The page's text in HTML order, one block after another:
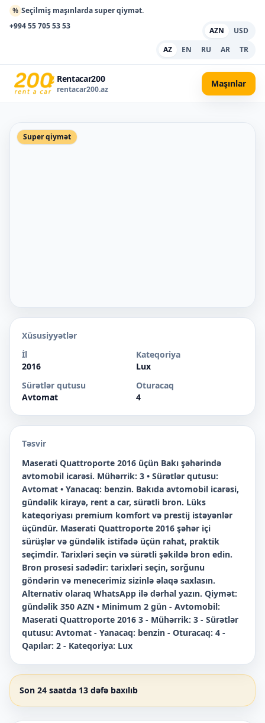
% Seçilmiş maşınlarda super qiymət.
+994 55 705 53 53
AZN
USD
AZ
EN RU AR TR
Rentacar200
rentacar200.az
Maşınlar
Super qiymət
Xüsusiyyətlər
İl
2016
Kateqoriya
Lux
Sürətlər qutusu
Avtomat
Oturacaq
4
Təsvir
Maserati Quattroporte 2016 üçün Bakı şəhərində
avtomobil icarəsi. Mühərrik: 3 • Sürətlər qutusu:
Avtomat • Yanacaq: benzin. Bakıda avtomobil icarəsi,
gündəlik kirayə, rent a car, sürətli bron. Lüks
kateqoriyası premium komfort və prestij istəyənlər
üçündür. Maserati Quattroporte 2016 şəhər içi
sürüşlər və gündəlik istifadə üçün rahat, praktik
seçimdir. Tarixləri seçin və sürətli şəkildə bron edin.
Bron prosesi sadədir: tarixləri seçin, sorğunu
göndərin və menecerimiz sizinlə əlaqə saxlasın.
Alternativ olaraq WhatsApp ilə dərhal yazın. Qiymət:
gündəlik 350 AZN • Minimum 2 gün - Avtomobil:
Maserati Quattroporte 2016 3 - Mühərrik: 3 - Sürətlər
qutusu: Avtomat - Yanacaq: benzin - Oturacaq: 4 -
Qapılar: 2 - Kateqoriya: Lux
Son 24 saatda 13 dəfə baxılıb